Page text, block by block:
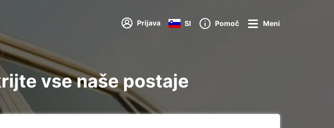
Prijava SI Pomoč Meni
vse naše postaje